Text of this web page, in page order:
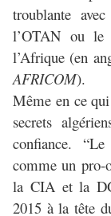
troublante
l’OTAN ou le
l’Afrique (en
AFRICOM).
Même en ce qui
secrets
confiance.
comme un pro-
la CIA et la
2015 à la tête